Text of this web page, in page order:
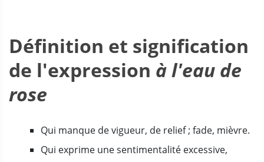
Définition et signification
de l'expression à l'eau de
rose
Qui manque de vigueur, de relief ; fade, mièvre.
Qui exprime une sentimentalité excessive,